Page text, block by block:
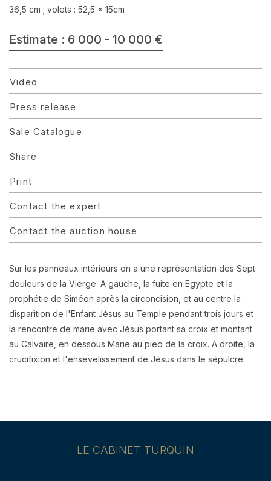
36,5 cm ; volets : 52,5 x 15cm
Estimate : 6 000 - 10 000 €
Video
Press release
Sale Catalogue
Share
Print
Contact the expert
Contact the auction house
Sur les panneaux intérieurs on a une représentation des Sept
douleurs de la Vierge. A gauche, la fuite en Egypte et la
prophétie de Siméon après la circoncision, et au centre la
disparition de l'Enfant Jésus au Temple pendant trois jours et
la rencontre de marie avec Jésus portant sa croix et montant
au Calvaire, en dessous Marie au pied de la croix. A droite, la
crucifixion et l'ensevelissement de Jésus dans le sépulcre.
LE CABINET TURQUIN